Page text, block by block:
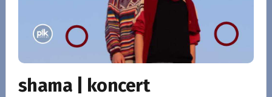
shama | koncert